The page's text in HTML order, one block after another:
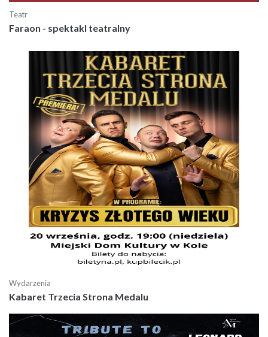
Teatr
Faraon - spektakl teatralny
Wydarzenia
Kabaret Trzecia Strona Medalu